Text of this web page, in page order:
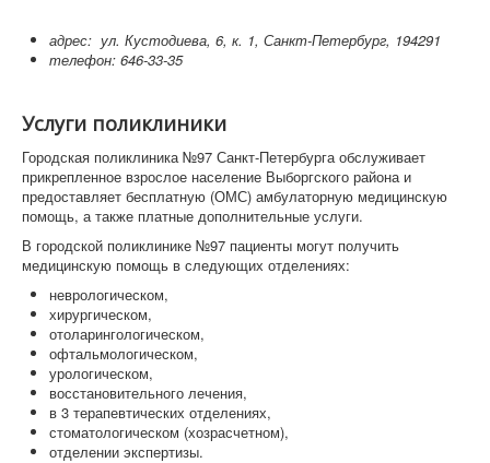
адрес: ул. Кустодиева, 6, к. 1, Санкт-Петербург, 194291
телефон: 646-33-35
Услуги поликлиники
Городская поликлиника №97 Санкт-Петербурга обслуживает
прикрепленное взрослое население Выборгского района и
предоставляет бесплатную (ОМС) амбулаторную медицинскую
помощь, а также платные дополнительные услуги.
В городской поликлинике №97 пациенты могут получить
медицинскую помощь в следующих отделениях:
неврологическом,
хирургическом,
отоларингологическом,
офтальмологическом,
урологическом,
восстановительного лечения,
в 3 терапевтических отделениях,
стоматологическом (хозрасчетном),
отделении экспертизы.